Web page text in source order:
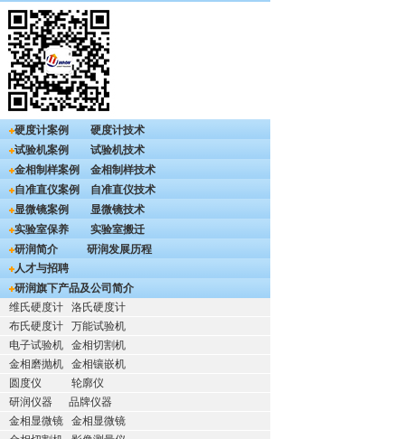
硬度计案例
硬度计技术
试验机案例
试验机技术
金相制样案例
金相制样技术
自准直仪案例
自准直仪技术
显微镜案例
显微镜技术
实验室保养
实验室搬迁
研润简介
研润发展历程
人才与招聘
研润旗下产品及公司简介
维氏硬度计
洛氏硬度计
布氏硬度计
万能试验机
电子试验机
金相切割机
金相磨抛机
金相镶嵌机
圆度仪
轮廓仪
研润仪器
品牌仪器
金相显微镜
金相显微镜